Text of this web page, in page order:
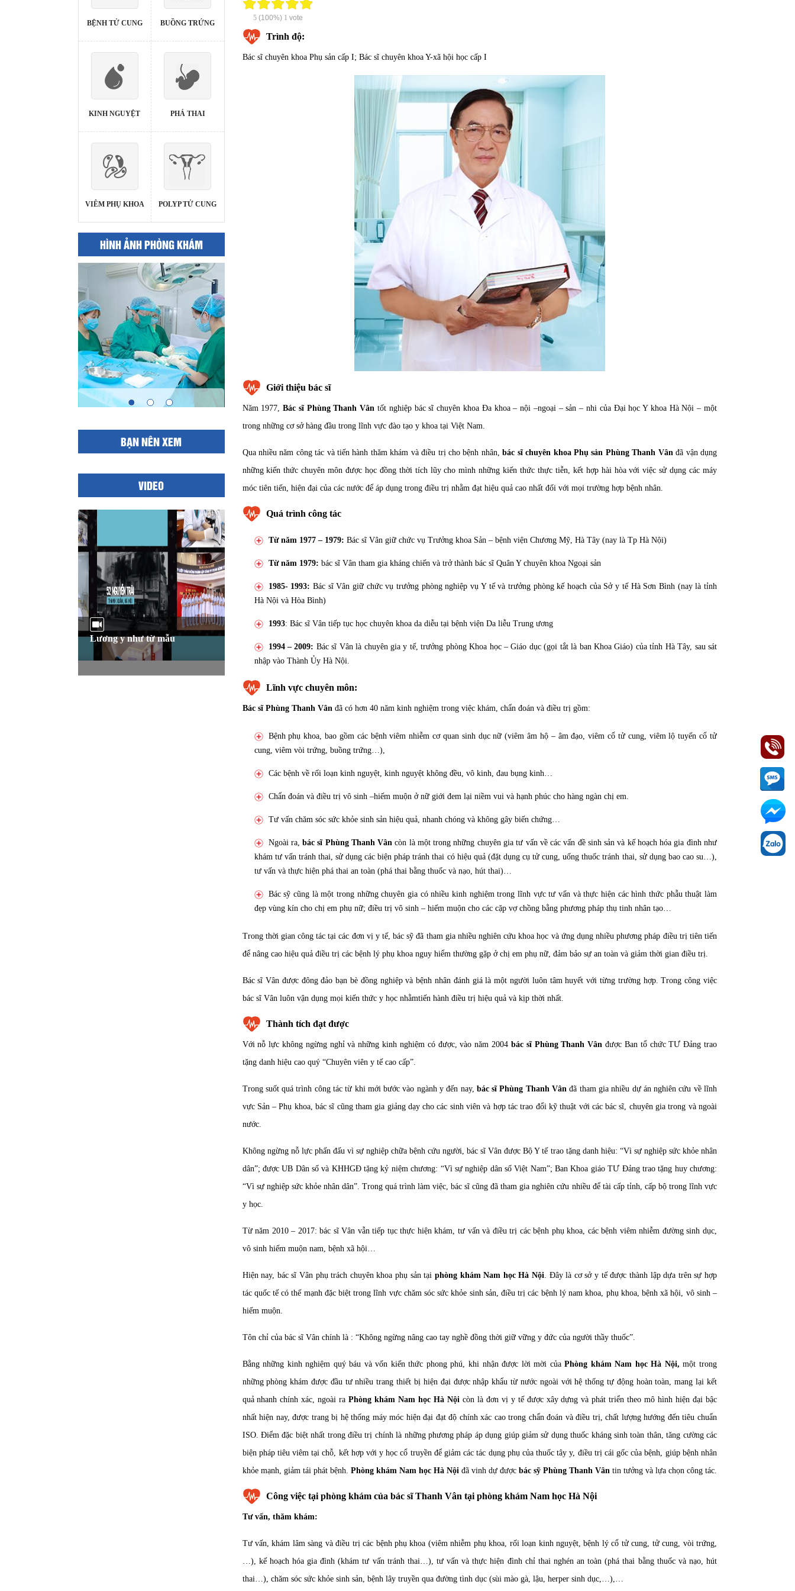
BỆNH TỬ CUNG
KINH NGUYỆT
VIÊM PHỤ KHOA
BUỒNG TRỨNG
PHÁ THAI
POLYP TỬ CUNG
HÌNH ẢNH PHÒNG KHÁM
BẠN NÊN XEM
VIDEO
Lương y như từ mẫu
5(100%) 1 vote
Trình độ:
Bác sĩ chuyên khoa Phụ sản cấp I; Bác sĩ chuyên khoa Y-xã hội học cấp I
Giới thiệu bác sĩ
Năm 1977, Bác sĩ Phùng Thanh Vân tốt nghiệp bác sĩ chuyên khoa Đa khoa – nội –ngoại – sản – nhi của Đại học Y khoa Hà Nội – một
trong những cơ sở hàng đầu trong lĩnh vực đào tạo y khoa tại Việt Nam.
Qua nhiều năm công tác và tiến hành thăm khám và điều trị cho bệnh nhân,bác sĩ chuyên khoa Phụ sản Phùng Thanh Vân đã vận dụng
những kiến thức chuyên môn được học đồng thời tích lũy cho mình những kiến thức thực tiễn, kết hợp hài hòa với việc sử dụng các máy
móc tiên tiến, hiện đại của các nước để áp dụng trong điều trị nhằm đạt hiệu quả cao nhất đối với mọi trường hợp bệnh nhân.
Quá trình công tác
Từ năm 1977 – 1979: Bác sĩ Vân giữ chức vụ Trưởng khoa Sản – bệnh viện Chương Mỹ, Hà Tây (nay là Tp Hà Nội)
Từ năm 1979: bác sĩ Vân tham gia kháng chiến và trở thành bác sĩ Quân Y chuyên khoa Ngoại sản
1985- 1993: Bác sĩ Vân giữ chức vụ trưởng phòng nghiệp vụ Y tế và trưởng phòng kế hoạch của Sở y tế Hà Sơn Bình (nay là tỉnh
Hà Nội và Hòa Bình)
1993: Bác sĩ Vân tiếp tục học chuyên khoa da diễu tại bệnh viện Da liễu Trung ương
1994 – 2009: Bác sĩ Vân là chuyên gia y tế, trưởng phòng Khoa học – Giáo dục (gọi tắt là ban Khoa Giáo) của tỉnh Hà Tây, sau sát
nhập vào Thành Ủy Hà Nội.
Lĩnh vực chuyên môn:
Bác sĩ Phùng Thanh Vân đã có hơn 40 năm kinh nghiệm trong việc khám, chẩn đoán và điều trị gồm:
Bệnh phụ khoa, bao gồm các bệnh viêm nhiễm cơ quan sinh dục nữ (viêm âm hộ – âm đạo, viêm cổ tử cung, viêm lộ tuyến cổ tử
cung, viêm vòi trứng, buồng trứng…),
Các bệnh về rối loạn kinh nguyệt, kinh nguyệt không đều, vô kinh, đau bụng kinh…
Chẩn đoán và điều trị vô sinh –hiếm muộn ở nữ giới đem lại niềm vui và hạnh phúc cho hàng ngàn chị em.
Tư vấn chăm sóc sức khỏe sinh sản hiệu quả, nhanh chóng và không gây biến chứng…
Ngoài ra, bác sĩ Phùng Thanh Vân còn là một trong những chuyên gia tư vấn về các vấn đề sinh sản và kế hoạch hóa gia đình như
khám tư vấn tránh thai, sử dụng các biện pháp tránh thai có hiệu quả (đặt dụng cụ tử cung, uống thuốc tránh thai, sử dụng bao cao su…),
tư vấn và thực hiện phá thai an toàn (phá thai bằng thuốc và nạo, hút thai)…
Bác sỹ cũng là một trong những chuyên gia có nhiều kinh nghiệm trong lĩnh vực tư vấn và thực hiện các hình thức phẫu thuật làm
đẹp vùng kín cho chị em phụ nữ; điều trị vô sinh – hiếm muộn cho các cặp vợ chồng bằng phương pháp thụ tinh nhân tạo…
Trong thời gian công tác tại các đơn vị y tế, bác sỹ đã tham gia nhiều nghiên cứu khoa học và ứng dụng nhiều phương pháp điều trị tiên tiến
để nâng cao hiệu quả điều trị các bệnh lý phụ khoa nguy hiểm thường gặp ở chị em phụ nữ, đảm bảo sự an toàn và giảm thời gian điều trị.
Bác sĩ Vân được đông đảo bạn bè đồng nghiệp và bệnh nhân đánh giá là một người luôn tâm huyết với từng trường hợp. Trong công việc
bác sĩ Vân luôn vận dụng mọi kiến thức y học nhằmtiến hành điều trị hiệu quả và kịp thời nhất.
Thành tích đạt được
Với nỗ lực không ngừng nghỉ và những kinh nghiệm có được, vào năm 2004 bác sĩ Phùng Thanh Vân được Ban tổ chức TƯ Đảng trao
tặng danh hiệu cao quý “Chuyên viên y tế cao cấp”.
Trong suốt quá trình công tác từ khi mới bước vào ngành y đến nay, bác sĩ Phùng Thanh Vân đã tham gia nhiều dự án nghiên cứu về lĩnh
vực Sản – Phụ khoa, bác sĩ cũng tham gia giảng dạy cho các sinh viên và hợp tác trao đổi kỹ thuật với các bác sĩ, chuyên gia trong và ngoài
nước.
Không ngừng nỗ lực phấn đấu vì sự nghiệp chữa bệnh cứu người, bác sĩ Vân được Bộ Y tế trao tặng danh hiệu: “Vì sự nghiệp sức khỏe nhân
dân”; được UB Dân số và KHHGĐ tặng kỷ niệm chương: “Vì sự nghiệp dân số Việt Nam”; Ban Khoa giáo TƯ Đảng trao tặng huy chương:
“Vì sự nghiệp sức khỏe nhân dân”. Trong quá trình làm việc, bác sĩ cũng đã tham gia nghiên cứu nhiều để tài cấp tỉnh, cấp bộ trong lĩnh vực
y học.
Từ năm 2010 – 2017: bác sĩ Vân vẫn tiếp tục thực hiện khám, tư vấn và điều trị các bệnh phụ khoa, các bệnh viêm nhiễm đường sinh dục,
vô sinh hiếm muộn nam, bệnh xã hội…
Hiện nay, bác sĩ Vân phụ trách chuyên khoa phụ sản tại phòng khám Nam học Hà Nội . Đây là cơ sở y tế được thành lập dựa trên sự hợp
tác quốc tế có thế mạnh đặc biệt trong lĩnh vực chăm sóc sức khỏe sinh sản, điều trị các bệnh lý nam khoa, phụ khoa, bệnh xã hội, vô sinh –
hiếm muộn.
Tôn chỉ của bác sĩ Vân chính là : “Không ngừng nâng cao tay nghề đồng thời giữ vững y đức của người thầy thuốc”.
Bằng những kinh nghiệm quý báu và vốn kiến thức phong phú, khi nhận được lời mời củaPhòng khám Nam học Hà Nội, một trong
những phòng khám được đầu tư nhiều trang thiết bị hiện đại được nhập khẩu từ nước ngoài với hệ thống tự động hoàn toàn, mang lại kết
quả nhanh chính xác, ngoài raPhòng khám Nam học Hà Nội còn là đơn vị y tế được xây dựng và phát triển theo mô hình hiện đại bậc
nhất hiện nay, được trang bị hệ thống máy móc hiện đại đạt độ chính xác cao trong chẩn đoán và điều trị, chất lượng hướng đến tiêu chuẩn
ISO. Điểm đặc biệt nhất trong điều trị chính là những phương pháp áp dụng giúp giảm sử dụng thuốc kháng sinh toàn thân, tăng cường các
biện pháp tiêu viêm tại chỗ, kết hợp với y học cổ truyền để giảm các tác dụng phụ của thuốc tây y, điều trị cái gốc của bệnh, giúp bệnh nhân
khỏe mạnh, giảm tái phát bệnh. Phòng khám Nam học Hà Nội đã vinh dự đượcbác sỹ Phùng Thanh Vân tin tưởng và lựa chọn công tác.
Công việc tại phòng khám của bác sĩ Thanh Vân tại phòng khám Nam học Hà Nội
Tư vấn, thăm khám:
Tư vấn, khám lâm sàng và điều trị các bệnh phụ khoa (viêm nhiễm phụ khoa, rối loạn kinh nguyệt, bệnh lý cổ tử cung, tử cung, vòi trứng,
…), kế hoạch hóa gia đình (khám tư vấn tránh thai…), tư vấn và thực hiện đình chỉ thai nghén an toàn (phá thai bằng thuốc và nạo, hút
thai…), chăm sóc sức khỏe sinh sản, bệnh lây truyền qua đường tình dục (sùi mào gà, lậu, herper sinh dục,…),…